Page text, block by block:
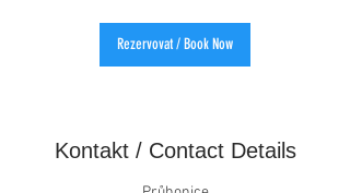
Rezervovat / Book Now
Kontakt / Contact Details